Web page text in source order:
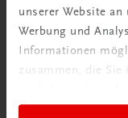
unserer Website
Werbung und
Informationen
zusammen, die
Wir sind ein